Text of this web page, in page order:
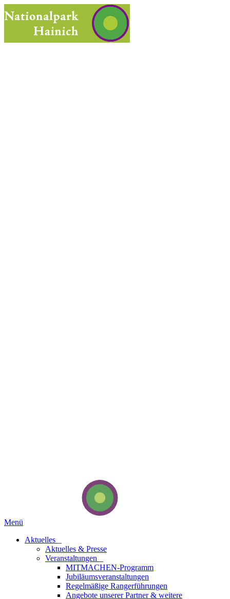
Menü
Aktuelles
Aktuelles & Presse
Veranstaltungen
MITMACHEN-Programm
Jubiläumsveranstaltungen
Regelmäßige Rangerführungen
Angebote unserer Partner & weitere